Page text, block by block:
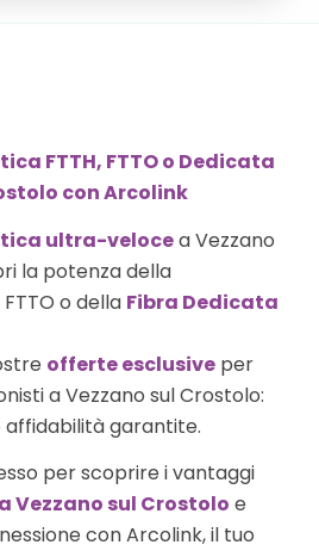
FTTH, FTTO o Dedicata
con Arcolink
ultra-velocea Vezzano
la potenza della
o della Fibra Dedicata
offerte esclusiveper
a Vezzano sul Crostolo:
garantite.
per scoprire i vantaggi
Vezzano sul Crostolo e
con Arcolink, il tuo